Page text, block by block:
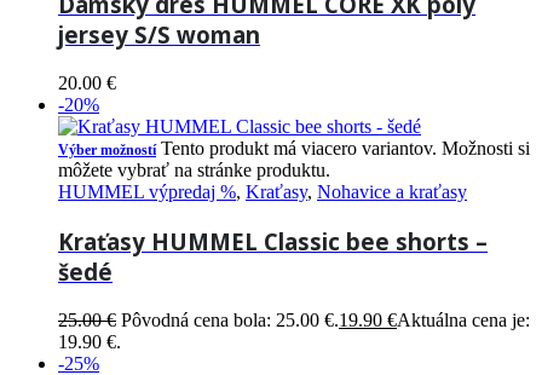
jersey S/S woman
20.00 €
-20%
Výber možností Tento produkt má viacero variantov. Možnosti si
môžete vybrať na stránke produktu.
HUMMEL výpredaj %, Kraťasy, Nohavice a kraťasy
Kraťasy HUMMEL Classic bee shorts –
šedé
25.00€ Pôvodná cena bola: 25.00 €.19.90 €Aktuálna cena je:
19.90 €.
-25%